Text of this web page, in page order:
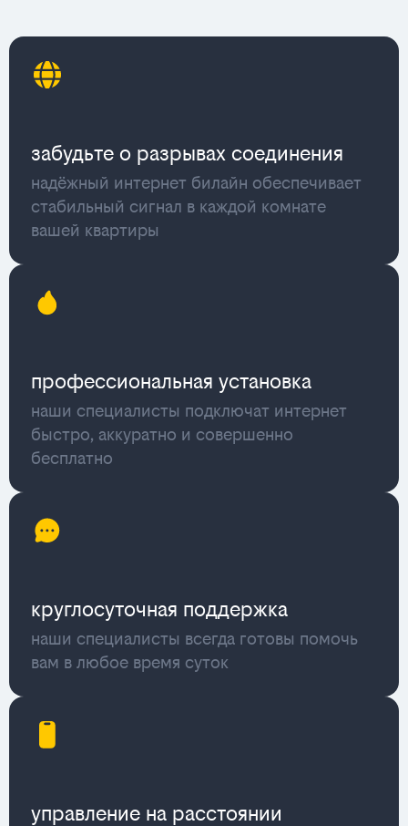
забудьте о разрывах соединения
надёжный интернет билайн обеспечивает
стабильный сигнал в каждой комнате
вашей квартиры
профессиональная установка
наши специалисты подключат интернет
быстро, аккуратно и совершенно
бесплатно
круглосуточная поддержка
наши специалисты всегда готовы помочь
вам в любое время суток
управление на расстоянии